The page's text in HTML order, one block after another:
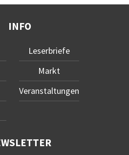
INFO
Leserbriefe
Markt
Veranstaltungen